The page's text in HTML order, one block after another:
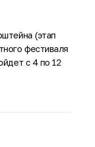
(этап
фестиваля
с 4 по 12